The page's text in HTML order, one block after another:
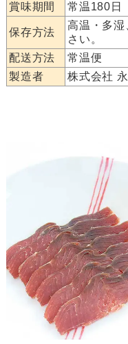
賞味期間
常温180日
保存方法
高温・多
さい。
配送方法
常温便
製造者
株式会社